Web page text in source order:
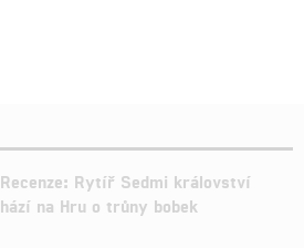
Recenze: Rytíř Sedmi království
hází na Hru o trůny bobek